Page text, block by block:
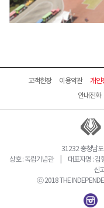
고객헌장 이용약관 개인
안내전
31232 충청남
상호 : 독립기념관 | 대표자명 :
신
ⓒ 2018 THE